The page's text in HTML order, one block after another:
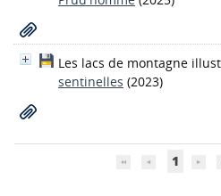
Les lacs de montagne
sentinelles (2023)
1